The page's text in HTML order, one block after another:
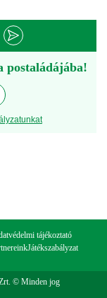
postaládájába!
tájékoztató
Játékszabályzat
© Minden jog